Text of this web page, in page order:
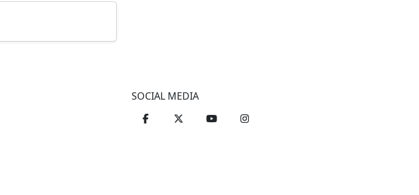
SOCIAL MEDIA